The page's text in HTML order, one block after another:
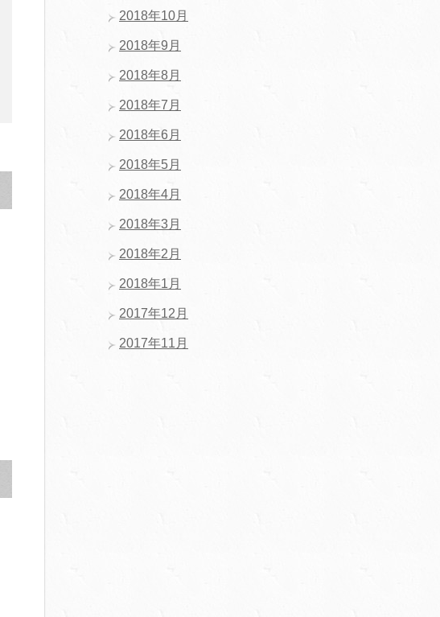
2018年10月
2018年9月
2018年8月
2018年7月
2018年6月
2018年5月
2018年4月
2018年3月
2018年2月
2018年1月
2017年12月
2017年11月